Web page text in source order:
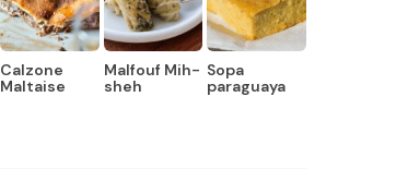
Calzone
Maltaise
Malfouf Mih-
sheh
Sopa
paraguaya